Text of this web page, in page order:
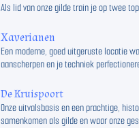
Als lid van onze gilde train je op twee
Xaverianen
Een moderne, goed uitgeruste locatie
aanscherpen en je techniek
De Kruispoort
Onze uitvalsbasis en een prachtige,
samenkomen als gilde en waar onze